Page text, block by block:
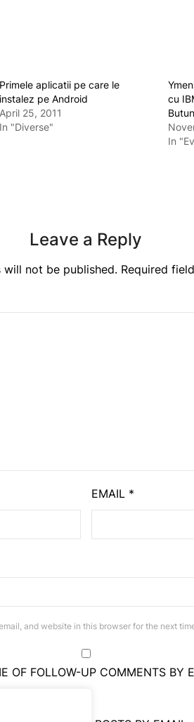
Primele aplicatii pe care le
instalez pe Android
April 25, 2011
In "Diverse"
cu
In
Leave a Reply
will not be published. Required
EMAIL *
and website in this browser for the next
OF FOLLOW-UP COMMENTS BY